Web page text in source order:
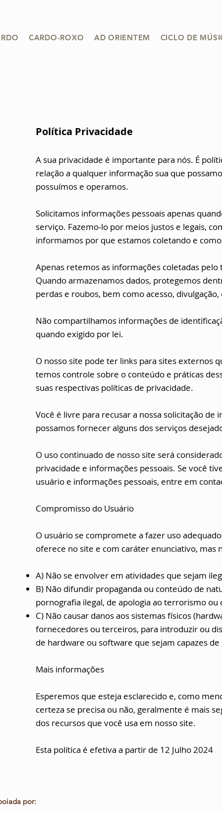
CARDO-ROXO AD ORIENTEM CICLO DE
Política Privacidade
A sua privacidade é importante para nós. É
relação a qualquer informação sua que
possuímos e operamos.
Solicitamos informações pessoais apenas
serviço. Fazemo-lo por meios justos e legais,
informamos por que estamos coletando e
Apenas retemos as informações coletadas
Quando armazenamos dados, protegemos
perdas e roubos, bem como acesso,
Não compartilhamos informações de
quando exigido por lei.
O nosso site pode ter links para sites externos
temos controle sobre o conteúdo e práticas
suas respectivas políticas de privacidade.
Você é livre para recusar a nossa solicitação
possamos fornecer alguns dos serviços
O uso continuado de nosso site será
privacidade e informações pessoais. Se você
usuário e informações pessoais, entre em
Compromisso do Usuário
O usuário se compromete a fazer uso
oferece no site e com caráter enunciativo, mas
A) Não se envolver em atividades que sejam
B) Não difundir propaganda ou conteúdo de
pornografia ilegal, de apologia ao terrorismo
C) Não causar danos aos sistemas físicos
fornecedores ou terceiros, para introduzir ou
de hardware ou software que sejam capazes
Mais informações
Esperemos que esteja esclarecido e, como
certeza se precisa ou não, geralmente é mais
dos recursos que você usa em nosso site.
Esta política é efetiva a partir de 12 Julho 2024
por: